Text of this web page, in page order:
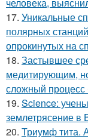
человека,
17. Уникальные
полярных
опрокинутых на
18. Застывшее
медитирующим,
сложный процесс
19. Science:
землетрясение в
20. Триумф тита.